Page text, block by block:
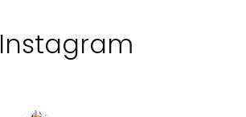
Instagram